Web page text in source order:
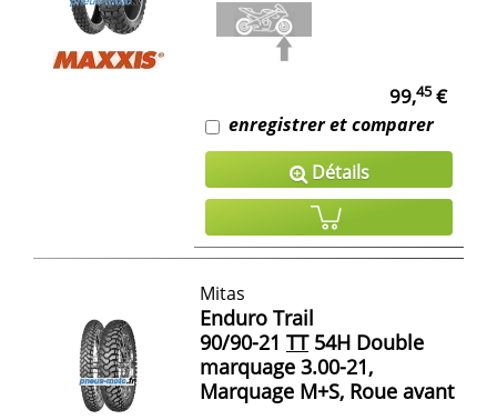
99,45€
enregistrer et comparer
Détails
Mitas
Enduro Trail
90/90-21 TT54H Double
marquage 3.00-21,
Marquage M+S, Roue avant